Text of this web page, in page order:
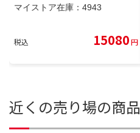
マイストア在庫： 4943
税込 15080円
近くの売り場の商品